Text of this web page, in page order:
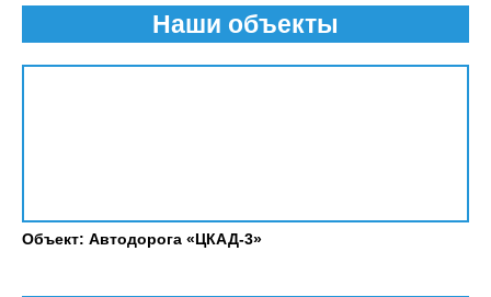
Наши объекты
Объект: Автодорога «ЦКАД-3»